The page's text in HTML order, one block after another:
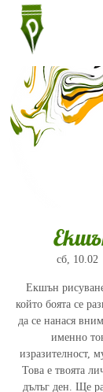
сб, 10.02
Екшън
който боята се
да се нанася
именно
изразителност,
Това е твоята
дълъг ден. Ще